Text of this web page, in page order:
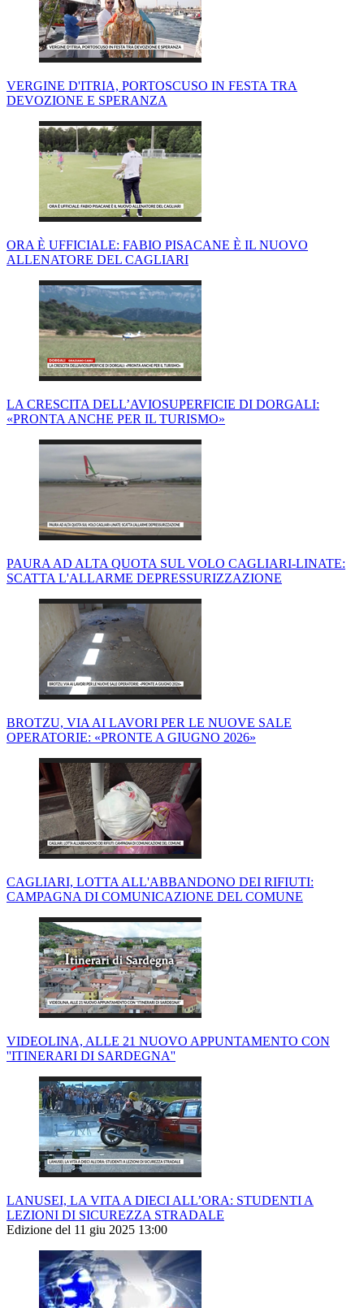
VERGINE D'ITRIA, PORTOSCUSO IN FESTA TRA
DEVOZIONE E SPERANZA
ORA È UFFICIALE: FABIO PISACANE È IL NUOVO
ALLENATORE DEL CAGLIARI
LA CRESCITA DELL’AVIOSUPERFICIE DI DORGALI:
«PRONTA ANCHE PER IL TURISMO»
PAURA AD ALTA QUOTA SUL VOLO CAGLIARI-LINATE:
SCATTA L'ALLARME DEPRESSURIZZAZIONE
BROTZU, VIA AI LAVORI PER LE NUOVE SALE
OPERATORIE: «PRONTE A GIUGNO 2026»
CAGLIARI, LOTTA ALL'ABBANDONO DEI RIFIUTI:
CAMPAGNA DI COMUNICAZIONE DEL COMUNE
VIDEOLINA, ALLE 21 NUOVO APPUNTAMENTO CON
''ITINERARI DI SARDEGNA''
LANUSEI, LA VITA A DIECI ALL’ORA: STUDENTI A
LEZIONI DI SICUREZZA STRADALE
Edizione del 11 giu 2025 13:00